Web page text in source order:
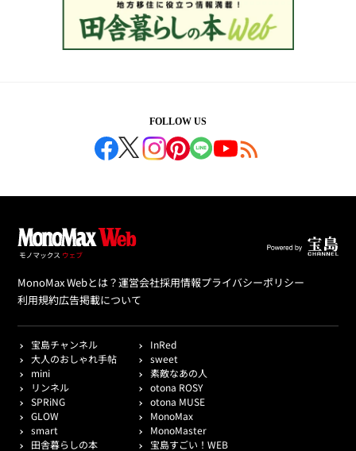
FOLLOW US
MonoMax Webとは？運営会社採用情報プライバシーポリシー
利用規約広告掲載について
宝島チャンネル
InRed
大人のおしゃれ手帖
sweet
mini
素敵なあの人
リンネル
otona ROSY
SPRiNG
otona MUSE
GLOW
MonoMax
smart
MonoMaster
田舎暮らしの本
宝島すごい！WEB